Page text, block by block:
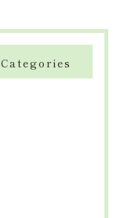
Categories